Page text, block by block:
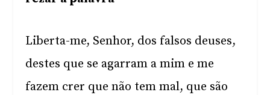
Liberta-me, Senhor, dos falsos deuses,
destes que se agarram a mim e me
fazem crer que não tem mal, que são